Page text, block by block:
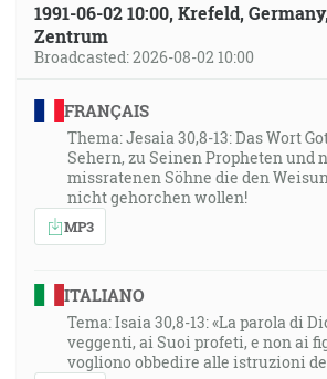
1991-06-02 10:00, Krefeld,
Zentrum
Broadcasted: 2026-08-02 10:00
FRANÇAIS
Thema: Jesaia 30,8-13: Das Wort
Sehern, zu Seinen Propheten und
missratenen Söhne die den
nicht gehorchen wollen!
MP3
ITALIANO
Tema: Isaia 30,8-13: «La parola di
veggenti, ai Suoi profeti, e non ai
vogliono obbedire alle istruzioni